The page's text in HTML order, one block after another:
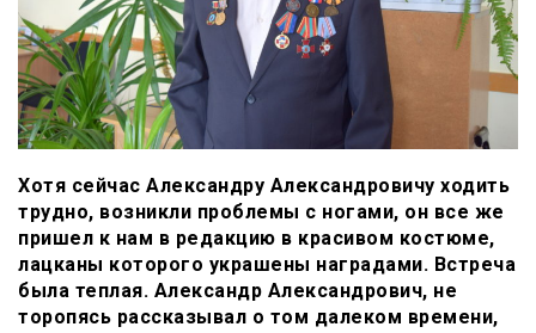
Хотя сейчас Александру Александровичу ходить
трудно, возникли проблемы с ногами, он все же
пришел к нам в редакцию в красивом костюме,
лацканы которого украшены наградами. Встреча
была теплая. Александр Александрович, не
торопясь рассказывал о том далеком времени,